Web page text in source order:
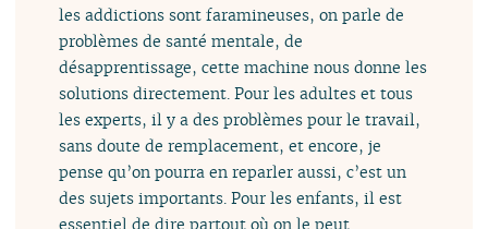
les addictions sont faramineuses, on parle de
problèmes de santé mentale, de
désapprentissage, cette machine nous donne les
solutions directement. Pour les adultes et tous
les experts, il y a des problèmes pour le travail,
sans doute de remplacement, et encore, je
pense qu’on pourra en reparler aussi, c’est un
des sujets importants. Pour les enfants, il est
essentiel de dire partout où on le peut